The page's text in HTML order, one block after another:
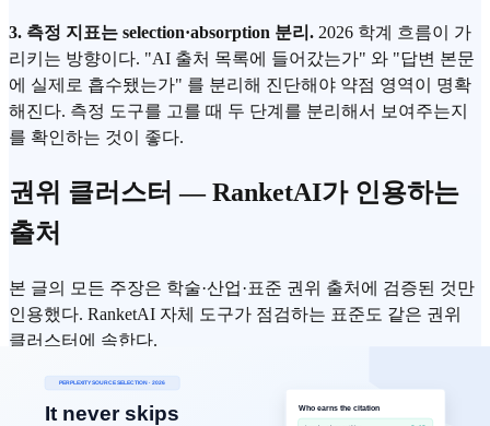
3. 측정 지표는 selection·absorption 분리. 2026 학계 흐름이 가
리키는 방향이다. "AI 출처 목록에 들어갔는가" 와 "답변 본문
에 실제로 흡수됐는가" 를 분리해 진단해야 약점 영역이 명확
해진다. 측정 도구를 고를 때 두 단계를 분리해서 보여주는지
를 확인하는 것이 좋다.
권위 클러스터 — RanketAI가 인용하는
출처
본 글의 모든 주장은 학술·산업·표준 권위 출처에 검증된 것만
인용했다. RanketAI 자체 도구가 점검하는 표준도 같은 권위
클러스터에 속한다.
학술:arXiv:2311.09735
2024